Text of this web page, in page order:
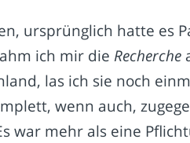
ursprünglich hatte es
ich mir die Recherche
las ich sie noch
wenn auch,
war mehr als eine